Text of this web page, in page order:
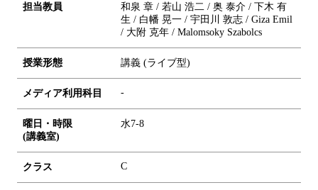
担当教員
和泉 章 / 若山 浩二 / 奥 泰介 / 下木 有
生 / 白幡 晃一 / 宇田川 敦志 / Giza Emil
/ 大附 克年 / Malomsoky Szabolcs
授業形態 講義 (ライブ型)
メディア利用科目 -
曜日・時限
(講義室)
水7-8
クラス C